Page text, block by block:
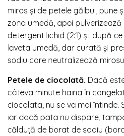
miros și de petele gălbui, pune
zona umedă, apoi
detergent lichid (2:1) și, după
laveta umedă, dar curată și
sodiu care neutralizează
Petele de ciocolată. Dacă
câteva minute haina în
ciocolata, nu se va mai întinde.
iar dacă pata nu dispare,
călduță de borat de sodiu